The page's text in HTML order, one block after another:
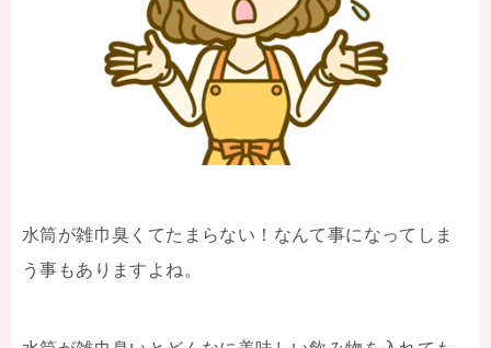
水筒が雑巾臭くてたまらない！なんて事になってしま
う事もありますよね。